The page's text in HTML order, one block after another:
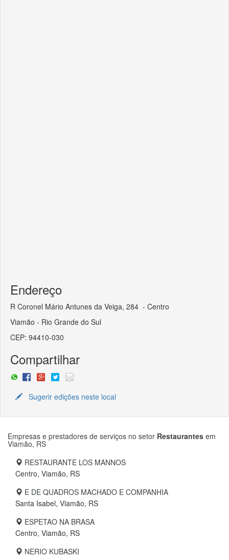
Endereço
R Coronel Mário Antunes da Veiga, 284 - Centro
Viamão - Rio Grande do Sul
CEP: 94410-030
Compartilhar
Sugerir edições neste local
Empresas e prestadores de serviços no setor Restaurantes em
Viamão, RS
RESTAURANTE LOS MANNOS
Centro, Viamão, RS
E DE QUADROS MACHADO E COMPANHIA
Santa Isabel, Viamão, RS
ESPETAO NA BRASA
Centro, Viamão, RS
NERIO KUBASKI